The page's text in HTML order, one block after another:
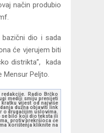
način produbio
bazični dio i sada
će vjerujem biti
distrikta”, kada
Mensur Peljto.
Radio Brčko
mediji smiju prenijeti
kratku vijest od najviše
dužna objaviti link
o drugačijim uslovima.
se bilo koji dio teksta ili
protiv prekršioca će
korištenja kliknite na